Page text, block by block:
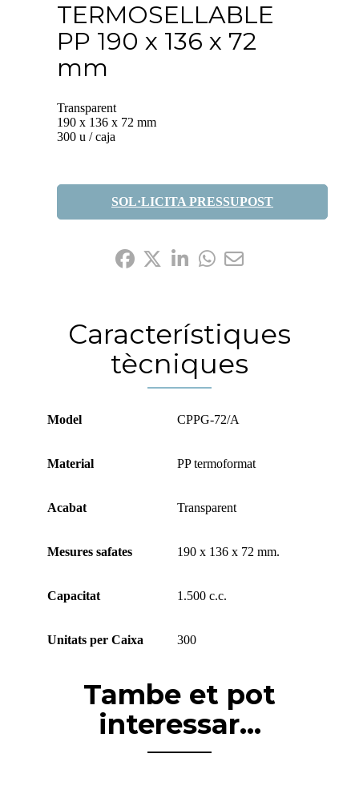
TERMOSELLABLE
PP 190 x 136 x 72
mm
Transparent
190 x 136 x 72 mm
300 u / caja
SOL·LICITA PRESSUPOST
Característiques
tècniques
Model CPPG-72/A
Material PP termoformat
Acabat Transparent
Mesures safates 190 x 136 x 72 mm.
Capacitat 1.500 c.c.
Unitats per Caixa 300
Tambe et pot
interessar...